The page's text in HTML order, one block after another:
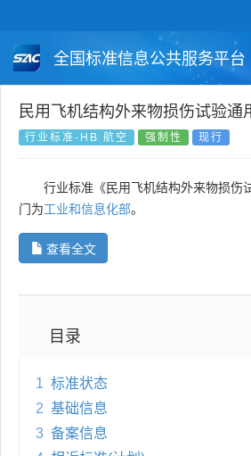
全国标准信息公共服务平台
国家标准 行业标准
国外标准 技术委员会
民用飞机结构外来物损伤试验通
行业标准-HB 航空 强制性 现行
行业标准《民用飞机结构外来物损伤
门为工业和信息化部。
查看全文
目录
1 标准状态
2 基础信息
3 备案信息